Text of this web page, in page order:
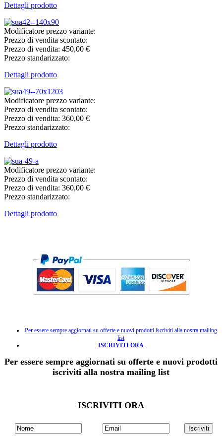
Dettagli prodotto
Modificatore prezzo variante:
Prezzo di vendita scontato:
Prezzo di vendita: 450,00 €
Prezzo standarizzato:
Dettagli prodotto
Modificatore prezzo variante:
Prezzo di vendita scontato:
Prezzo di vendita: 360,00 €
Prezzo standarizzato:
Dettagli prodotto
Modificatore prezzo variante:
Prezzo di vendita scontato:
Prezzo di vendita: 360,00 €
Prezzo standarizzato:
Dettagli prodotto
Per essere sempre aggiornati su offerte e nuovi prodotti iscriviti alla nostra mailing
list
ISCRIVITI ORA
Per essere sempre aggiornati su offerte e nuovi prodotti
iscriviti alla nostra mailing list
ISCRIVITI ORA